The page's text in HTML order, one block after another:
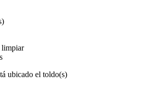
limpiar
ubicado el toldo(s)